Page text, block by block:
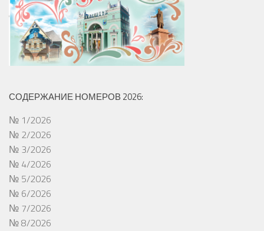
СОДЕРЖАНИЕ НОМЕРОВ 2026:
№ 1/2026
№ 2/2026
№ 3/2026
№ 4/2026
№ 5/2026
№ 6/2026
№ 7/2026
№ 8/2026